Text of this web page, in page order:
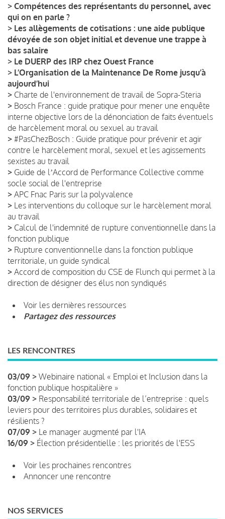
> Compétences des représentants du personnel, avec
qui on en parle ?
> Les allègements de cotisations : une aide publique
dévoyée de son objet initial et devenue une trappe à
bas salaire
> Le DUERP des IRP chez Ouest France
> L’Organisation de la Maintenance De Rome jusqu’à
aujourd’hui
> Charte de l'environnement de travail de Sopra-Steria
> Bosch France : guide pratique pour mener une enquête
interne objective lors de la dénonciation de faits éventuels
de harcèlement moral ou sexuel au travail
> #PasChezBosch : Guide pratique pour prévenir et agir
contre le harcèlement moral, sexuel et les agissements
sexistes au travail
> Guide de lʼAccord de Performance Collective comme
socle social de l'entreprise
> APC Fnac Paris sur la polyvalence
> Les interventions du colloque sur le harcèlement moral
au travail
> Calcul de l'indemnité de rupture conventionnelle dans la
fonction publique
> Rupture conventionnelle dans la fonction publique
territoriale, un guide syndical
> Accord de composition du CSE de Flunch qui permet à la
direction de désigner des élus non syndiqués
Voir les dernières ressources
Partagez des ressources
LES RENCONTRES
03/09 > Webinaire national « Emploi et Inclusion dans la
fonction publique hospitalière »
03/09 > Responsabilité territoriale de l’entreprise : quels
leviers pour des territoires plus durables, solidaires et
résilients ?
07/09 > Le manager augmenté par l'IA
16/09 > Élection présidentielle : les priorités de l'ESS
Voir les prochaines rencontres
Annoncer une rencontre
NOS SERVICES